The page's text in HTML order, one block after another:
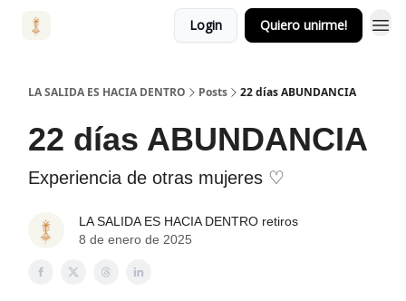
Login Quiero unirme!
LA SALIDA ES HACIA DENTRO Posts 22 días ABUNDANCIA
22 días ABUNDANCIA
Experiencia de otras mujeres ♡
LA SALIDA ES HACIA DENTRO retiros
8 de enero de 2025